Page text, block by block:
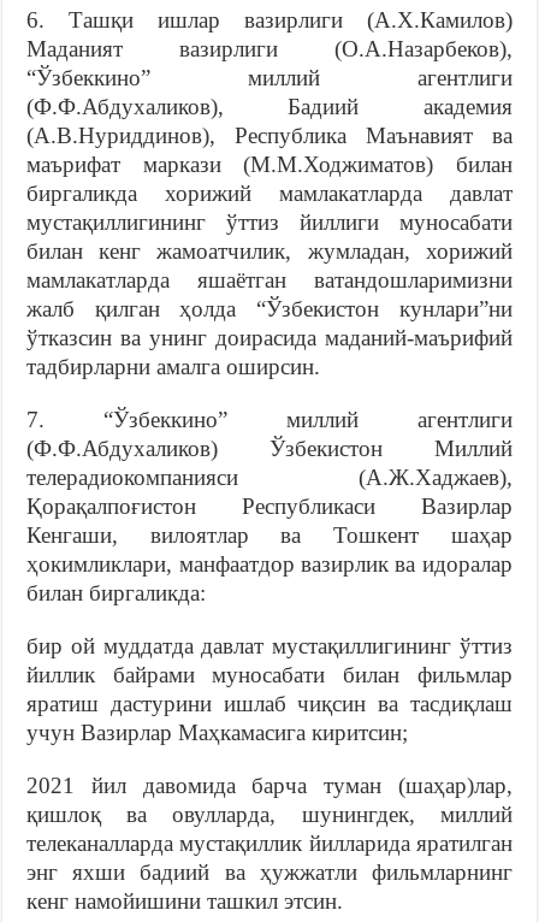
6. Ташқи ишлар вазирлиги (А.Х.Камилов)
Маданият вазирлиги (О.А.Назарбеков),
“Ўзбеккино” миллий агентлиги
(Ф.Ф.Абдухаликов), Бадиий академия
(А.В.Нуриддинов), Республика Маънавият ва
маърифат маркази (М.М.Ходжиматов) билан
биргаликда хорижий мамлакатларда давлат
мустақиллигининг ўттиз йиллиги муносабати
билан кенг жамоатчилик, жумладан, хорижий
мамлакатларда яшаётган ватандошларимизни
жалб қилган ҳолда “Ўзбекистон кунлари”ни
ўтказсин ва унинг доирасида маданий-маърифий
тадбирларни амалга оширсин.
7. “Ўзбеккино” миллий агентлиги
(Ф.Ф.Абдухаликов) Ўзбекистон Миллий
телерадиокомпанияси (А.Ж.Хаджаев),
Қорақалпоғистон Республикаси Вазирлар
Кенгаши, вилоятлар ва Тошкент шаҳар
ҳокимликлари, манфаатдор вазирлик ва идоралар
билан биргаликда:
бир ой муддатда давлат мустақиллигининг ўттиз
йиллик байрами муносабати билан фильмлар
яратиш дастурини ишлаб чиқсин ва тасдиқлаш
учун Вазирлар Маҳкамасига киритсин;
2021 йил давомида барча туман (шаҳар)лар,
қишлоқ ва овулларда, шунингдек, миллий
телеканалларда мустақиллик йилларида яратилган
энг яхши бадиий ва ҳужжатли фильмларнинг
кенг намойишини ташкил этсин.